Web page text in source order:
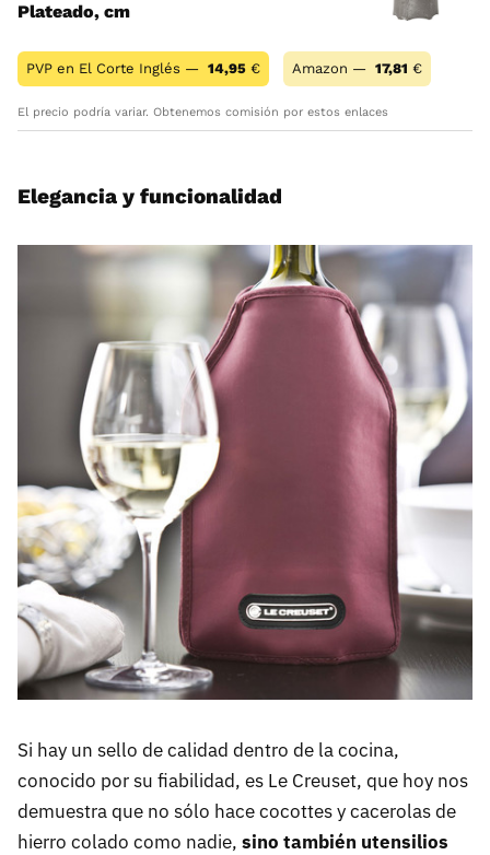
Plateado, cm
PVP en El Corte Inglés — 14,95 € Amazon — 17,81 €
El precio podría variar. Obtenemos comisión por estos enlaces
Elegancia y funcionalidad
Si hay un sello de calidad dentro de la cocina,
conocido por su fiabilidad, es Le Creuset, que hoy nos
demuestra que no sólo hace cocottes y cacerolas de
hierro colado como nadie, sino también utensilios